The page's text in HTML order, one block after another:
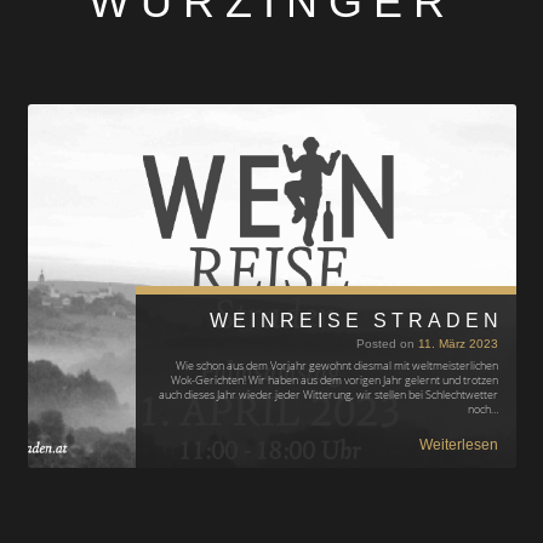
WEINREISE STRADEN
Posted on 11. März 2023
Wie schon aus dem Vorjahr gewohnt diesmal mit weltmeisterlichen
Wok-Gerichten! Wir haben aus dem vorigen Jahr gelernt und trotzen
auch dieses Jahr wieder jeder Witterung, wir stellen bei Schlechtwetter
noch…
Weiterlesen